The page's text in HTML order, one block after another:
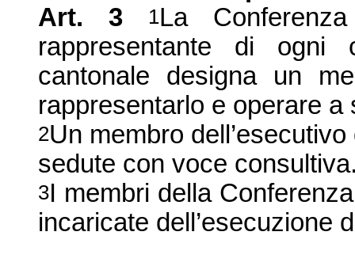
Art.
3 1La Conferenza
rappresentante di ogni
cantonale designa un
rappresentarlo e operare a
2Un membro
sedute con voce
3I membri della
incaricate dell’esecuzione